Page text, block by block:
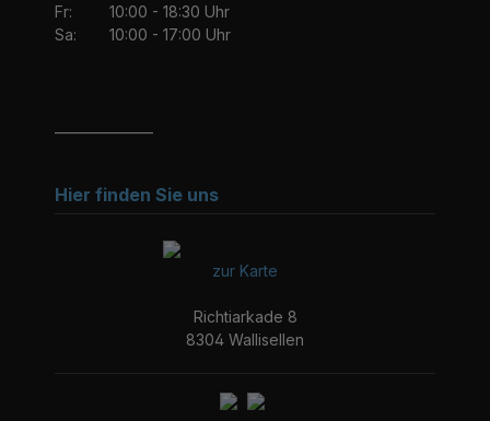
Fr:
10:00 - 18:30 Uhr
Sa:
10:00 - 17:00 Uhr
Hier finden Sie uns
zur Karte
Richtiarkade 8
8304 Wallisellen